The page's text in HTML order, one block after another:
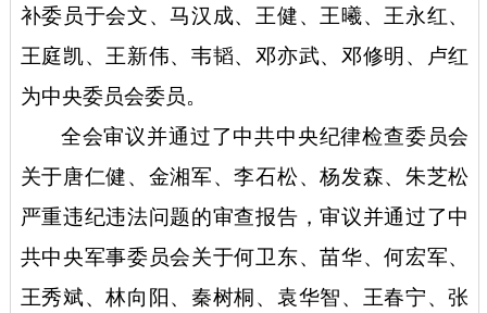
补委员于会文、马汉成、王健、王曦、王永红、
王庭凯、王新伟、韦韬、邓亦武、邓修明、卢红
为中央委员会委员。
全会审议并通过了中共中央纪律检查委员会
关于唐仁健、金湘军、李石松、杨发森、朱芝松
严重违纪违法问题的审查报告，审议并通过了中
共中央军事委员会关于何卫东、苗华、何宏军、
王秀斌、林向阳、秦树桐、袁华智、王春宁、张